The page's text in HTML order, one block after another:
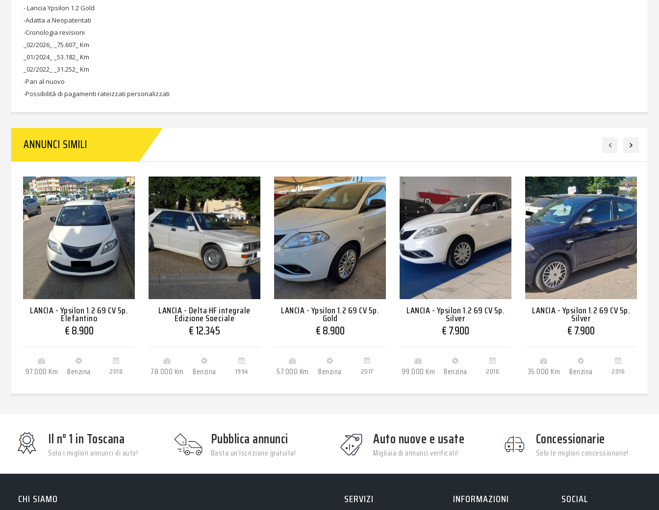
- Lancia Ypsilon 1.2 Gold
-Adatta a Neopatentati
-Cronologia revisioni
_02/2026_ _75.607_ Km
_01/2024_ _53.182_ Km
_02/2022_ _31.252_ Km
-Pari al nuovo
-Possibilità di pagamenti rateizzati personalizzati
ANNUNCI SIMILI
LANCIA - Ypsilon 1.2 69 CV 5p.
Elefantino
€ 8.900
97.000 Km Benzina 2018
LANCIA - Delta HF integrale
Edizione Speciale
€ 12.345
78.000 Km Benzina 1994
LANCIA - Ypsilon 1.2 69 CV 5p.
Gold
€ 8.900
57.000 Km Benzina 2017
LANCIA - Ypsilon 1.2 69 CV 5p.
Silver
€ 7.900
99.000 Km Benzina 2016
LANCIA - Ypsilon 1.2 69 CV 5p.
Silver
€ 7.900
35.000 Km Benzina 2016
Il n° 1 in Toscana
Solo i migliori annunci di auto!
Pubblica annunci
Basta un’iscrizione gratuita!
Auto nuove e usate
Migliaia di annunci verificati!
Concessionarie
Solo le migliori concessionarie!
CHI SIAMO SERVIZI INFORMAZIONI SOCIAL